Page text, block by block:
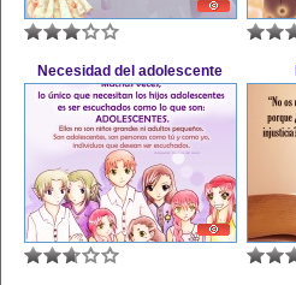
Necesidad del adolescente